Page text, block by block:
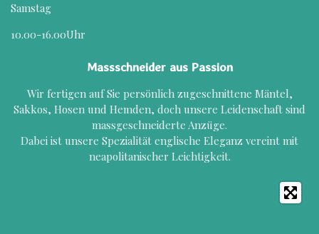
Samstag
10.00-16.00Uhr
Massschneider aus Passion
Wir fertigen auf Sie persönlich zugeschnittene Mäntel,
Sakkos, Hosen und Hemden, doch unsere Leidenschaft sind
massgeschneiderte Anzüge.
Dabei ist unsere Spezialität englische Eleganz vereint mit
neapolitanischer Leichtigkeit.